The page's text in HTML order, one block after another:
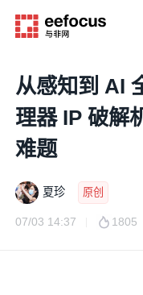
从感知到 AI
理器 IP 破解
难题
夏珍 原创
07/03 14:37 1805